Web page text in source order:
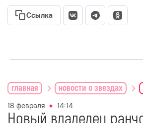
Ссылка
главная новости о звездах
18 февраля 14:14
Новый владелец